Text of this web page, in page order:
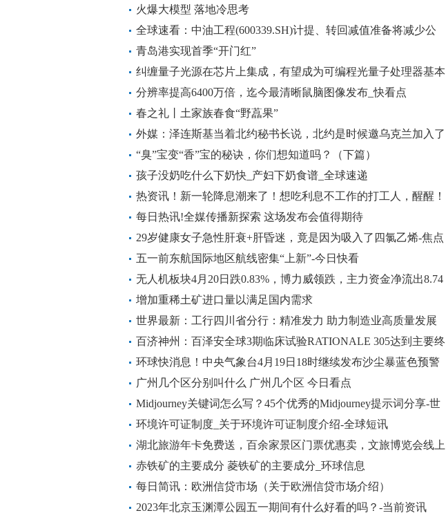
火爆大模型 落地冷思考
全球速看：中油工程(600339.SH)计提、转回减值准备将减少公
司2022年利润总额7.11亿元
青岛港实现首季“开门红”
纠缠量子光源在芯片上集成，有望成为可编程光量子处理器基本
组件
分辨率提高6400万倍，迄今最清晰鼠脑图像发布_快看点
春之礼丨土家族春食“野藠果”
外媒：泽连斯基当着北约秘书长说，北约是时候邀乌克兰加入了
“臭”宝变“香”宝的秘诀，你们想知道吗？（下篇）
孩子没奶吃什么下奶快_产妇下奶食谱_全球速递
热资讯！新一轮降息潮来了！想吃利息不工作的打工人，醒醒！
每日热讯!全媒传播新探索 这场发布会值得期待
29岁健康女子急性肝衰+肝昏迷，竟是因为吸入了四氯乙烯-焦点
热讯
五一前东航国际地区航线密集“上新”-今日快看
无人机板块4月20日跌0.83%，博力威领跌，主力资金净流出8.74
亿元_环球简讯
增加重稀土矿进口量以满足国内需求
世界最新：工行四川省分行：精准发力 助力制造业高质量发展
百济神州：百泽安全球3期临床试验RATIONALE 305达到主要终
点|快消息
环球快消息！中央气象台4月19日18时继续发布沙尘暴蓝色预警
广州几个区分别叫什么 广州几个区 今日看点
Midjourney关键词怎么写？45个优秀的Midjourney提示词分享-世
界热推荐
环境许可证制度_关于环境许可证制度介绍-全球短讯
湖北旅游年卡免费送，百余家景区门票优惠卖，文旅博览会线上
直播间惊喜多_天天滚动
赤铁矿的主要成分 菱铁矿的主要成分_环球信息
每日简讯：欧洲信贷市场（关于欧洲信贷市场介绍）
2023年北京玉渊潭公园五一期间有什么好看的吗？-当前资讯